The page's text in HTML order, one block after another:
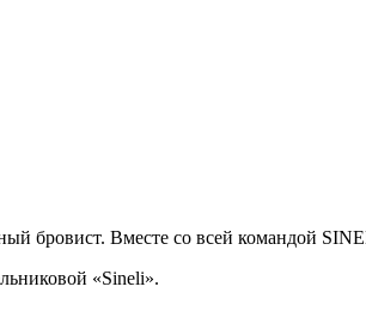
бровист. Вместе со всей командой
«Sineli».